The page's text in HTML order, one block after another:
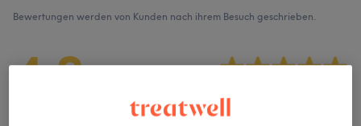
Bewertungen werden von Kunden nach ihrem Besuch geschrieben.
4,8